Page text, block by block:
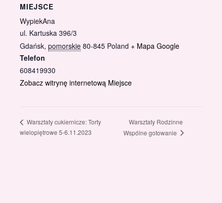
MIEJSCE
WypiekAna
ul. Kartuska 396/3
Gdańsk, pomorskie 80-845 Poland + Mapa Google
Telefon
608419930
Zobacz witrynę internetową Miejsce
Warsztaty cukiernicze: Torty
wielopiętrowe 5-6.11.2023
Warsztaty Rodzinne
Wspólne gotowanie